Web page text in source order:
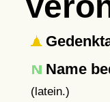
Name
(latein.)